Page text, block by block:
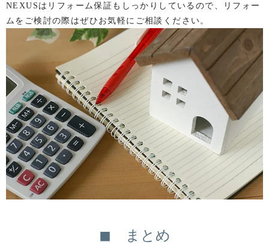
◼ まとめ
NEXUSはリフォーム保証もしっかりしているので、リフォー
ムをご検討の際はぜひお気軽にご相談ください。